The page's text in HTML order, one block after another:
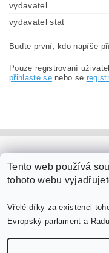
vydavatel
vydavatel stat
Buďte první, kdo napíše
Pouze registrovaní
přihlaste senebo se
Tento web používá
tohoto webu
Vřelé díky za existenci
Evropský parlament a